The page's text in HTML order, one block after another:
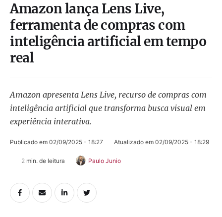
Amazon lança Lens Live,
ferramenta de compras com
inteligência artificial em tempo
real
Amazon apresenta Lens Live, recurso de compras com
inteligência artificial que transforma busca visual em
experiência interativa.
Publicado em 02/09/2025 - 18:27 Atualizado em 02/09/2025 - 18:29
2 min. de leitura Paulo Junio